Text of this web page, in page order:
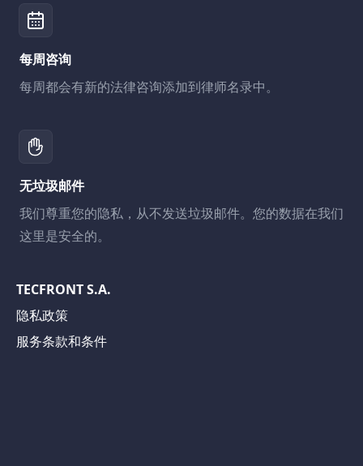
每周咨询
每周都会有新的法律咨询添加到律师名录中。
无垃圾邮件
我们尊重您的隐私，从不发送垃圾邮件。您的数据在我们
这里是安全的。
TECFRONT S.A.
隐私政策
服务条款和条件